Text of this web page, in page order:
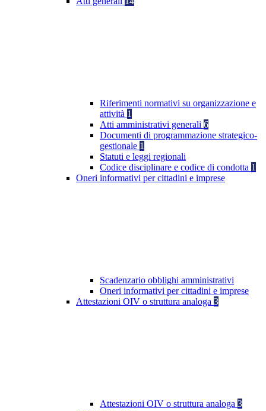
Riferimenti normativi su organizzazione e
attività 1
Atti amministrativi generali 6
Documenti di programmazione strategico-
gestionale 1
Statuti e leggi regionali
Codice disciplinare e codice di condotta 1
Oneri informativi per cittadini e imprese
Scadenzario obblighi amministrativi
Oneri informativi per cittadini e imprese
Attestazioni OIV o struttura analoga 3
Attestazioni OIV o struttura analoga 3